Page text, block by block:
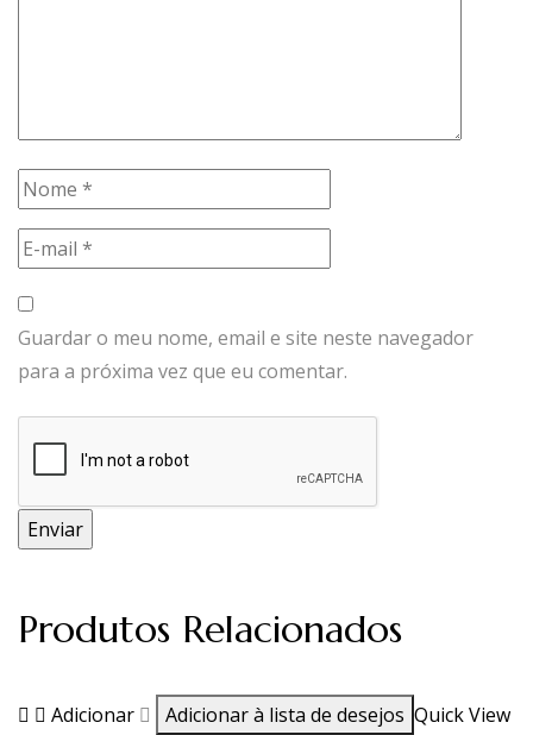
Guardar o meu nome, email e site neste navegador
para a próxima vez que eu comentar.
Produtos Relacionados
Adicionar Adicionar à lista de desejos Quick View